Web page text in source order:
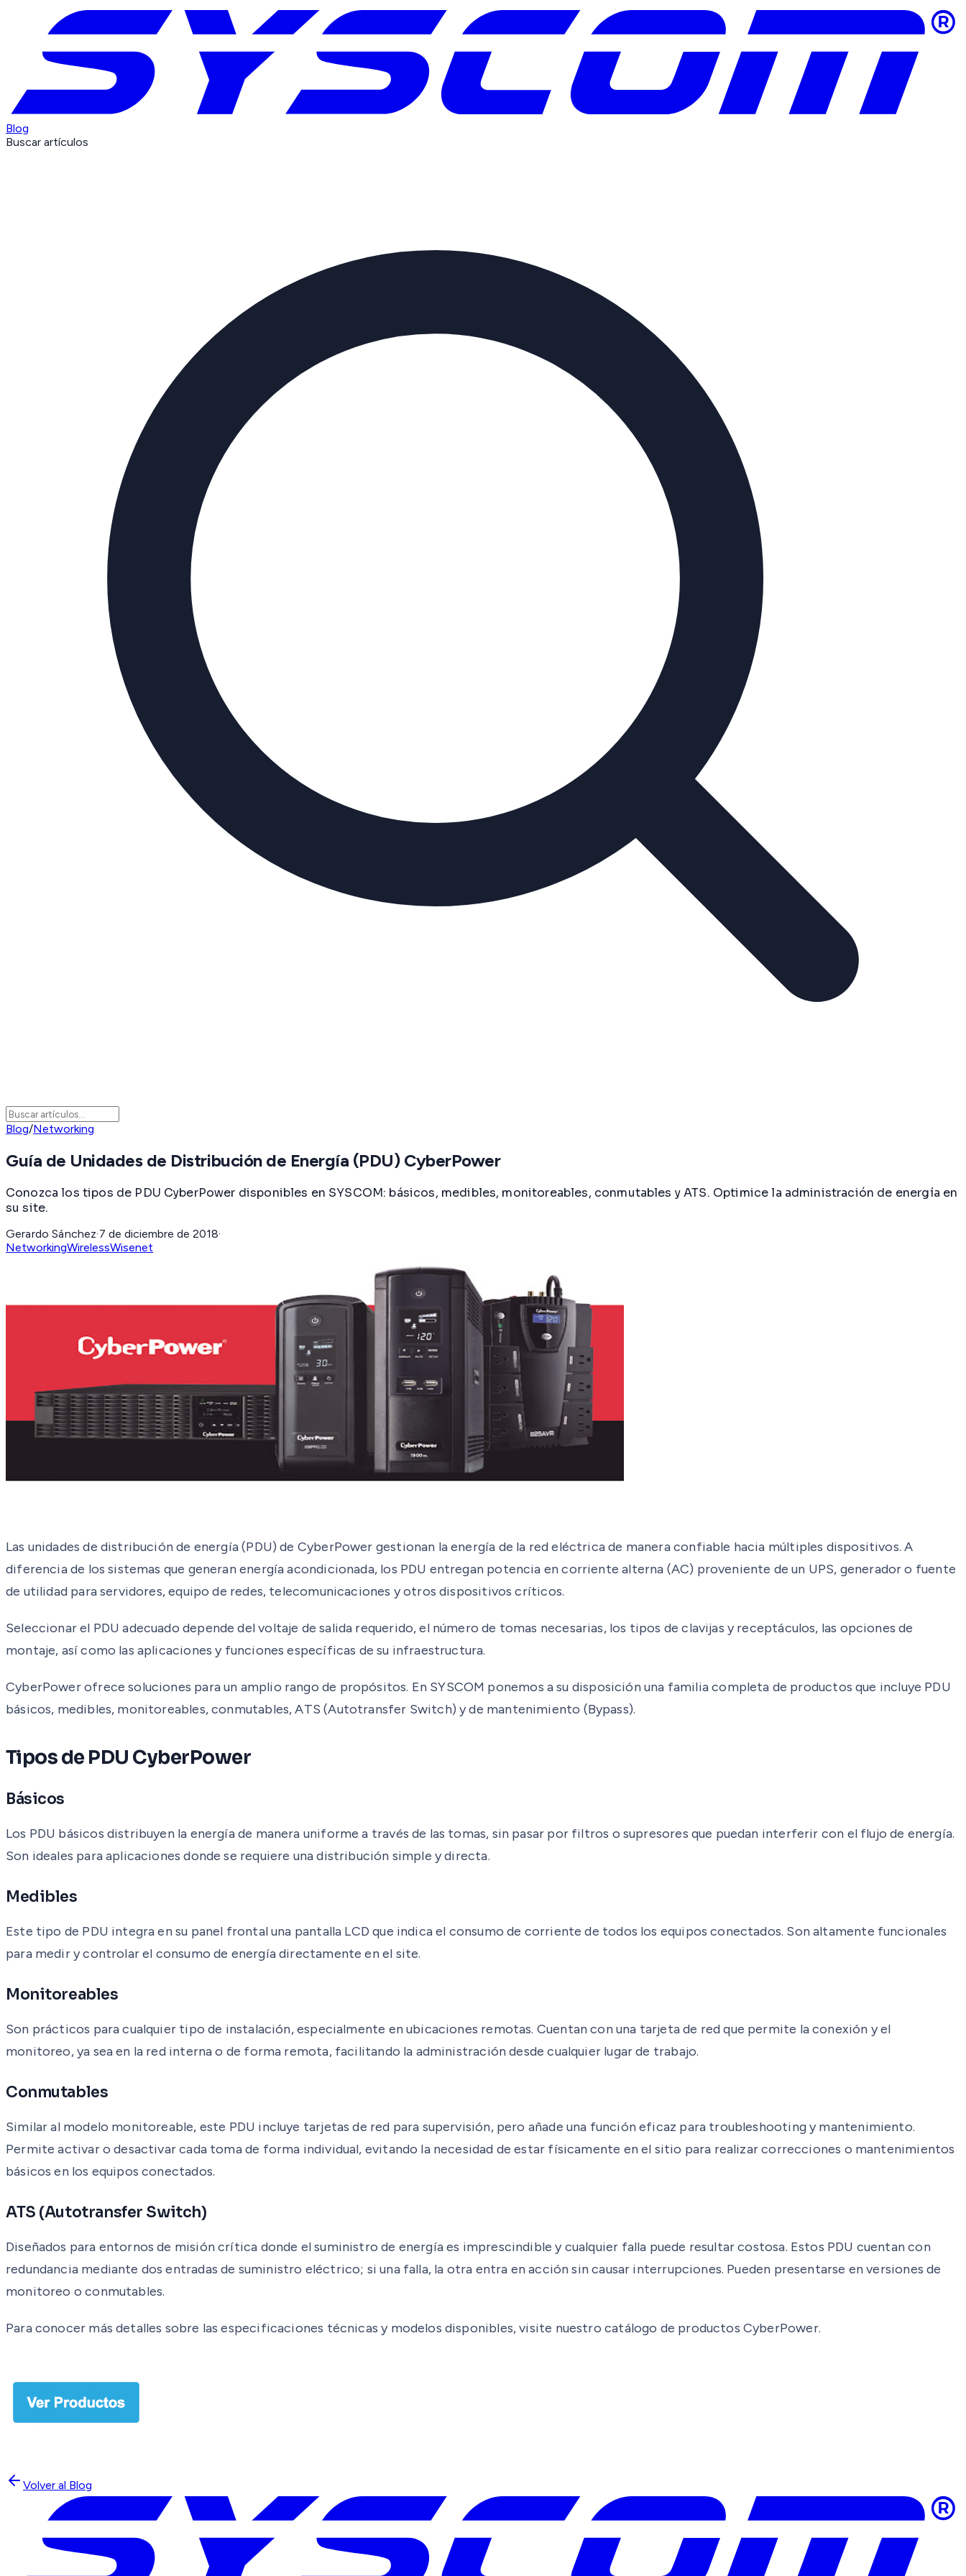
Blog
Buscar artículos
Blog/Networking
Guía de Unidades de Distribución de Energía (PDU) CyberPower
Conozca los tipos de PDU CyberPower disponibles en SYSCOM: básicos, medibles, monitoreables, conmutables y ATS. Optimice la administración de energía en
su site.
Gerardo Sánchez·7 de diciembre de 2018·
NetworkingWirelessWisenet
Las unidades de distribución de energía (PDU) de CyberPower gestionan la energía de la red eléctrica de manera confiable hacia múltiples dispositivos. A
diferencia de los sistemas que generan energía acondicionada, los PDU entregan potencia en corriente alterna (AC) proveniente de un UPS, generador o fuente
de utilidad para servidores, equipo de redes, telecomunicaciones y otros dispositivos críticos.
Seleccionar el PDU adecuado depende del voltaje de salida requerido, el número de tomas necesarias, los tipos de clavijas y receptáculos, las opciones de
montaje, así como las aplicaciones y funciones específicas de su infraestructura.
CyberPower ofrece soluciones para un amplio rango de propósitos. En SYSCOM ponemos a su disposición una familia completa de productos que incluye PDU
básicos, medibles, monitoreables, conmutables, ATS (Autotransfer Switch) y de mantenimiento (Bypass).
Tipos de PDU CyberPower
Básicos
Los PDU básicos distribuyen la energía de manera uniforme a través de las tomas, sin pasar por filtros o supresores que puedan interferir con el flujo de energía.
Son ideales para aplicaciones donde se requiere una distribución simple y directa.
Medibles
Este tipo de PDU integra en su panel frontal una pantalla LCD que indica el consumo de corriente de todos los equipos conectados. Son altamente funcionales
para medir y controlar el consumo de energía directamente en el site.
Monitoreables
Son prácticos para cualquier tipo de instalación, especialmente en ubicaciones remotas. Cuentan con una tarjeta de red que permite la conexión y el
monitoreo, ya sea en la red interna o de forma remota, facilitando la administración desde cualquier lugar de trabajo.
Conmutables
Similar al modelo monitoreable, este PDU incluye tarjetas de red para supervisión, pero añade una función eficaz para troubleshooting y mantenimiento.
Permite activar o desactivar cada toma de forma individual, evitando la necesidad de estar físicamente en el sitio para realizar correcciones o mantenimientos
básicos en los equipos conectados.
ATS (Autotransfer Switch)
Diseñados para entornos de misión crítica donde el suministro de energía es imprescindible y cualquier falla puede resultar costosa. Estos PDU cuentan con
redundancia mediante dos entradas de suministro eléctrico; si una falla, la otra entra en acción sin causar interrupciones. Pueden presentarse en versiones de
monitoreo o conmutables.
Para conocer más detalles sobre las especificaciones técnicas y modelos disponibles, visite nuestro catálogo de productos CyberPower.
Volver al Blog